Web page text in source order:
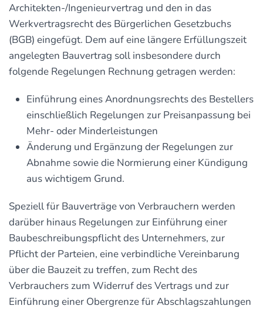
Architekten-/Ingenieurvertrag und den in das
Werkvertragsrecht des Bürgerlichen Gesetzbuchs
(BGB) eingefügt. Dem auf eine längere Erfüllungszeit
angelegten Bauvertrag soll insbesondere durch
folgende Regelungen Rechnung getragen werden:
Einführung eines Anordnungsrechts des Bestellers
einschließlich Regelungen zur Preisanpassung bei
Mehr- oder Minderleistungen
Änderung und Ergänzung der Regelungen zur
Abnahme sowie die Normierung einer Kündigung
aus wichtigem Grund.
Speziell für Bauverträge von Verbrauchern werden
darüber hinaus Regelungen zur Einführung einer
Baubeschreibungspflicht des Unternehmers, zur
Pflicht der Parteien, eine verbindliche Vereinbarung
über die Bauzeit zu treffen, zum Recht des
Verbrauchers zum Widerruf des Vertrags und zur
Einführung einer Obergrenze für Abschlagszahlungen